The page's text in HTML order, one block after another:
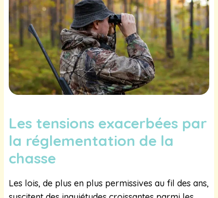
Les tensions exacerbées par
la réglementation de la
chasse
Les lois, de plus en plus permissives au fil des ans,